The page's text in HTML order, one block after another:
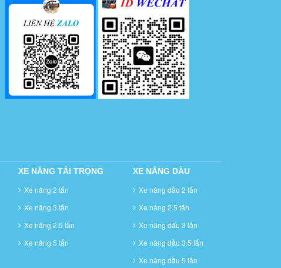
XE NÂNG TẢI TRỌNG
Xe nâng 2 tấn
Xe nâng 3 tấn
Xe nâng 2.5 tấn
Xe nâng 5 tấn
XE NÂNG DẦU
Xe nâng dầu 2 tấn
Xe nâng 2.5 tấn
Xe nâng dầu 3 tấn
Xe nâng dầu 3.5 tấn
Xe nâng dầu 5 tấn